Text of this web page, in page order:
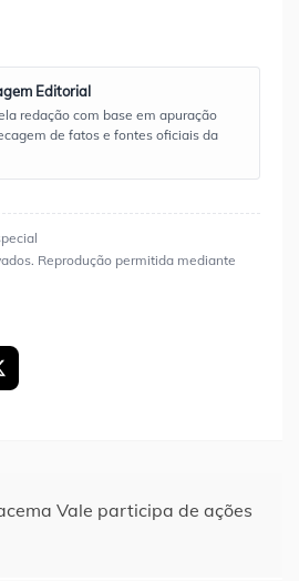
Editorial
redação com base em apuração
de fatos e fontes oficiais da
Reprodução permitida mediante
Vale participa de ações